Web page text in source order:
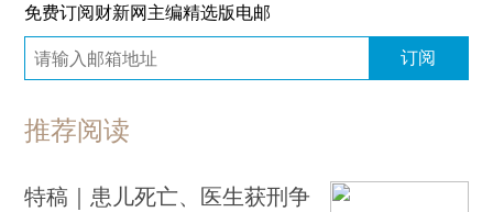
免费订阅财新网主编精选版电邮
订阅
推荐阅读
特稿｜患儿死亡、医生获刑争